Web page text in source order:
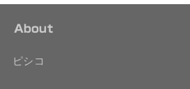
About
ピシコ